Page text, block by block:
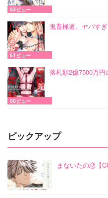
63ビュー
鬼畜極道、ヤバす
61ビュー
落札額2億7500万円
50ビュー
ピックアップ
まないたの恋【